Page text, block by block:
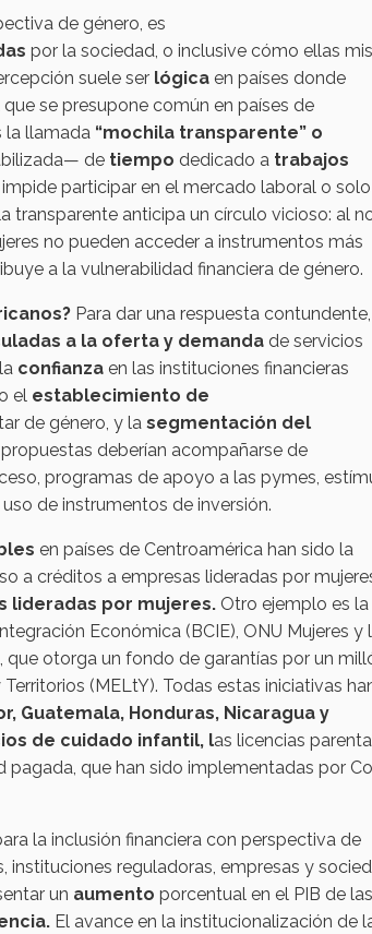
de género, es
por la sociedad, o inclusive cómo ellas
suele ser lógica en países donde
se presupone común en países de
la llamada “mochila transparente” o
de tiempo dedicado a trabajos
participar en el mercado laboral o
transparente anticipa un círculo vicioso: al
no pueden acceder a instrumentos más
a la vulnerabilidad financiera de género.
Para dar una respuesta contundente,
a la oferta y demanda de servicios
confianza en las instituciones financieras
el establecimiento de
de género, y la segmentación del
deberían acompañarse de
programas de apoyo a las pymes,
de instrumentos de inversión.
en países de Centroamérica han sido la
a créditos a empresas lideradas por
lideradas por mujeres. Otro ejemplo es la
Económica (BCIE), ONU Mujeres y
que otorga un fondo de garantías por un
(MELtY). Todas estas iniciativas
Guatemala, Honduras, Nicaragua y
de cuidado infantil, las licencias
que han sido implementadas por
la inclusión financiera con perspectiva de
instituciones reguladoras, empresas y
un aumento porcentual en el PIB de las
El avance en la institucionalización de